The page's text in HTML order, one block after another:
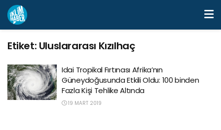
Etiket: Uluslararası Kızılhaç
Idai Tropikal Fırtınası Afrika’nın
Güneydoğusunda Etkili Oldu: 100 binden
Fazla Kişi Tehlike Altında
19 MART 2019